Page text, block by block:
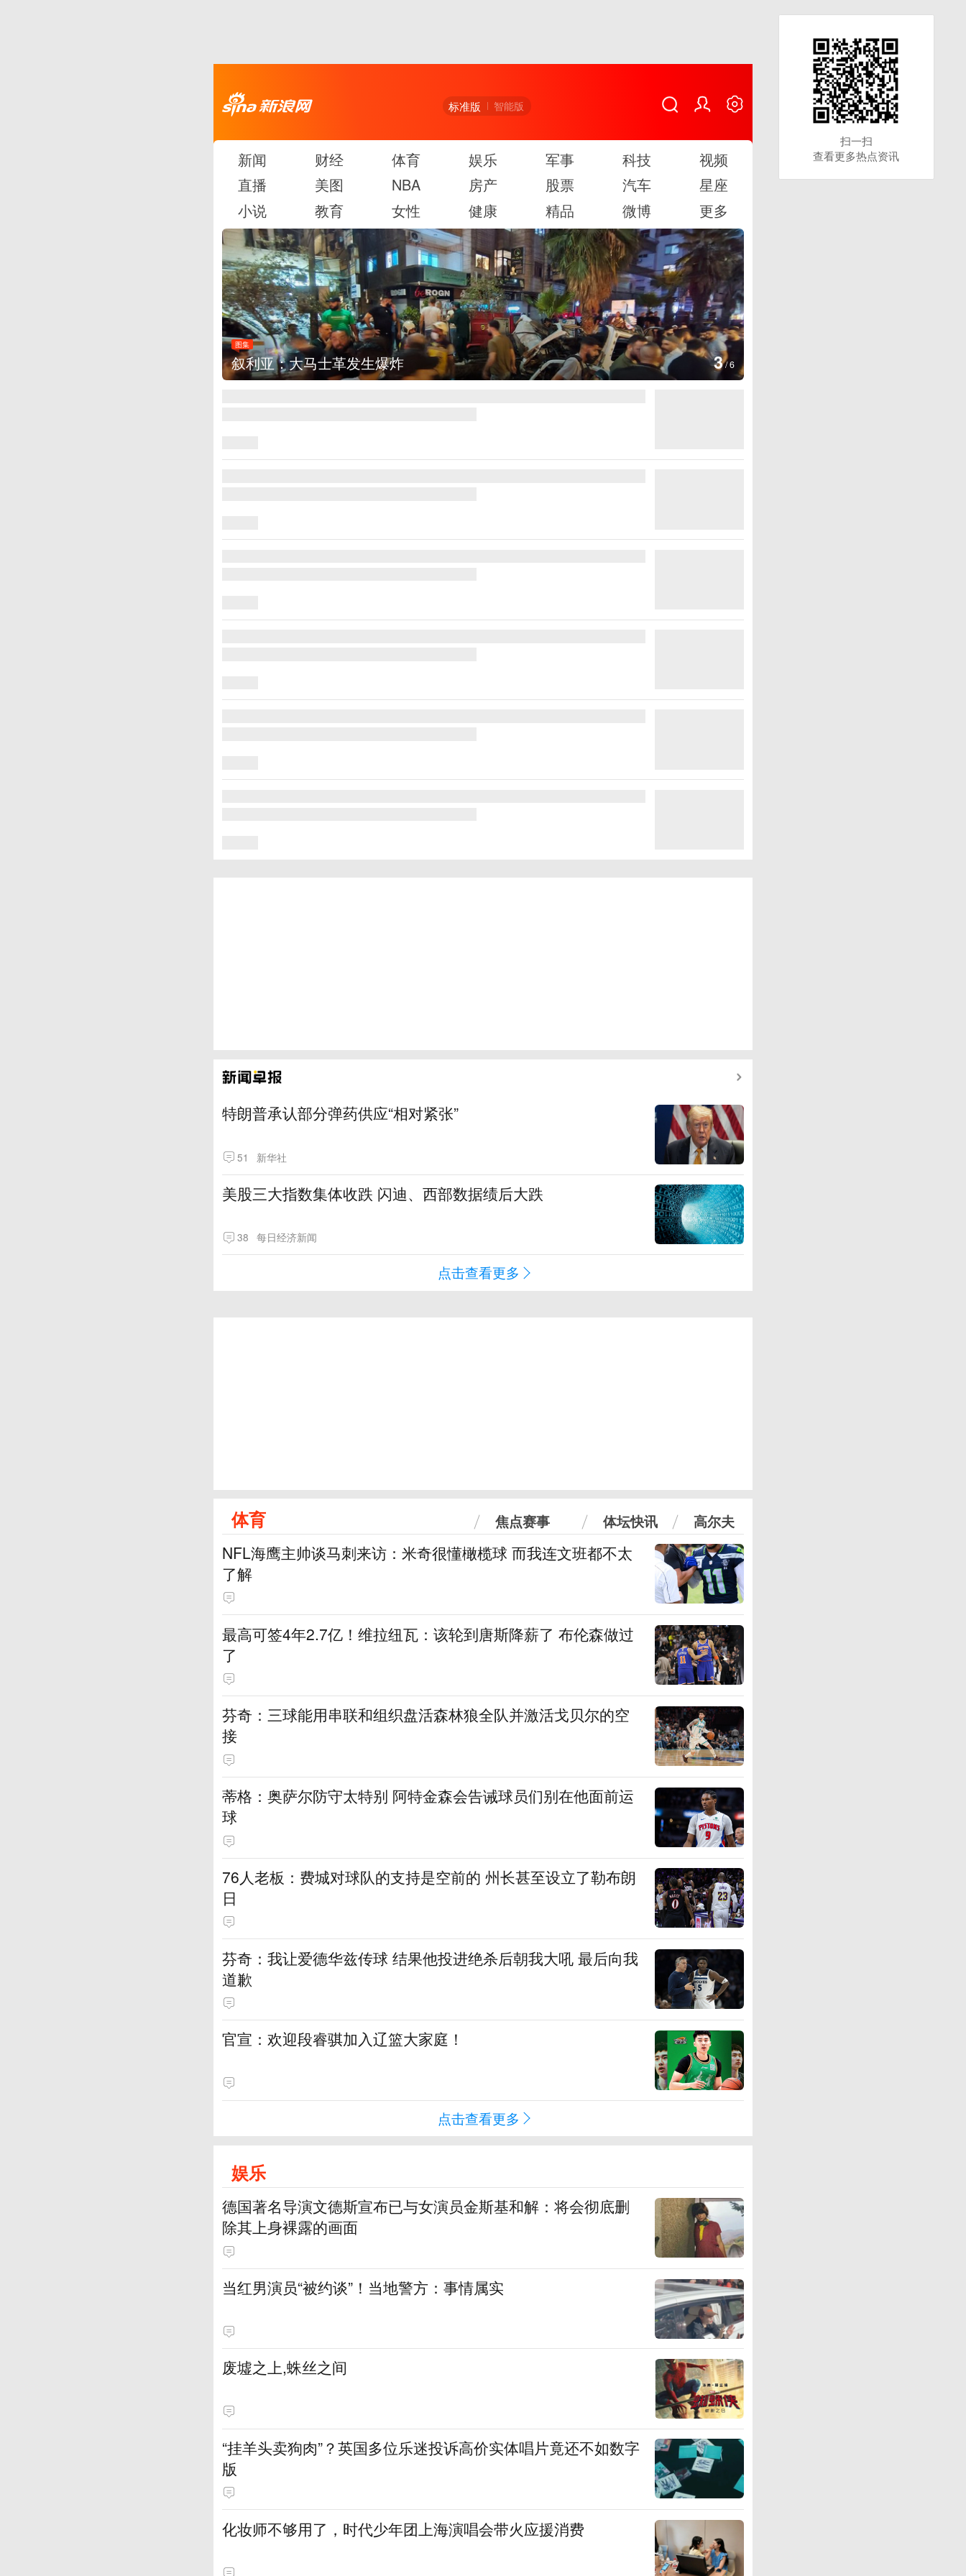
标准版 智能版
新闻 财经 体育 娱乐 军事 科技
视频
直播
美图 NBA 房产 股票 汽车
星座
小说
教育 女性 健康 精品 微博 更多
图集
云南弥勒：欢庆火把节 4/6
特朗普承认部分弹药供应“相对紧张”
51 新华社
美股三大指数集体收跌 闪迪、西部数据绩后大跌
38 每日经济新闻
点击查看更多
体育 焦点赛事 体坛快讯 高尔夫
NFL海鹰主帅谈马刺来访：米奇很懂橄榄球 而我连文班都不太
了解
最高可签4年2.7亿！维拉纽瓦：该轮到唐斯降薪了 布伦森做过
了
芬奇：三球能用串联和组织盘活森林狼全队并激活戈贝尔的空
接
蒂格：奥萨尔防守太特别 阿特金森会告诫球员们别在他面前运
球
76人老板：费城对球队的支持是空前的 州长甚至设立了勒布朗
日
芬奇：我让爱德华兹传球 结果他投进绝杀后朝我大吼 最后向我
道歉
官宣：欢迎段睿骐加入辽篮大家庭！
点击查看更多
娱乐
德国著名导演文德斯宣布已与女演员金斯基和解：将会彻底删
除其上身裸露的画面
当红男演员“被约谈”！当地警方：事情属实
废墟之上,蛛丝之间
“挂羊头卖狗肉”？英国多位乐迷投诉高价实体唱片竟还不如数字
版
化妆师不够用了，时代少年团上海演唱会带火应援消费
扫一扫
查看更多热点资讯
扫一扫
查看更多热点资讯